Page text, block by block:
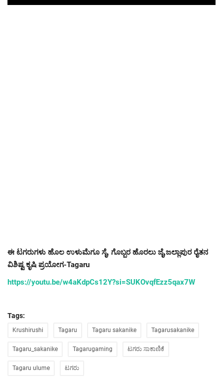
ಈ ಟಗರುಗಳು ಹೊಲ ಉಳುಮೆಗೂ ಸೈ, ಗೊಬ್ಬರ ಹೊರಲು ಜೈ,ಜಲ್ಲಾಪುರ ರೈತನ
ವಿಶಿಷ್ಟ ಕೃಷಿ ಪ್ರಯೋಗ-Tagaru
https://youtu.be/w4aKdpCs12Y?si=SUKOvqfEzz5qax7W
Tags:
Krushirushi Tagaru Tagaru sakanike Tagarusakanike
Tagaru_sakanike Tagarugaming ಟಗರು ಸಾಕಾಣಿಕೆ
Tagaru ulume ಟಗರು